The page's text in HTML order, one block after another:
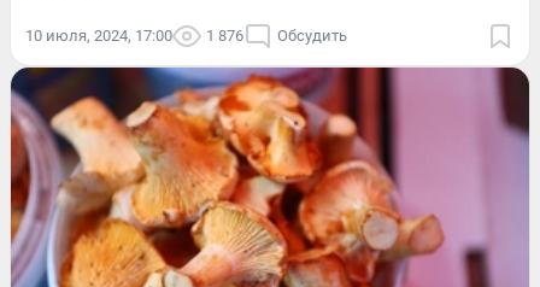
10 июля, 2024, 17:00 1 876 Обсудить